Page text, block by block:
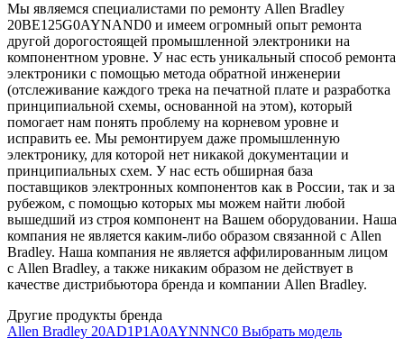
Мы являемся специалистами по ремонту Allen Bradley
20BE125G0AYNAND0 и имеем огромный опыт ремонта
другой дорогостоящей промышленной электроники на
компонентном уровне. У нас есть уникальный способ ремонта
электроники с помощью метода обратной инженерии
(отслеживание каждого трека на печатной плате и разработка
принципиальной схемы, основанной на этом), который
помогает нам понять проблему на корневом уровне и
исправить ее. Мы ремонтируем даже промышленную
электронику, для которой нет никакой документации и
принципиальных схем. У нас есть обширная база
поставщиков электронных компонентов как в России, так и за
рубежом, с помощью которых мы можем найти любой
вышедший из строя компонент на Вашем оборудовании. Наша
компания не является каким-либо образом связанной с Allen
Bradley. Наша компания не является аффилированным лицом
с Allen Bradley, а также никаким образом не действует в
качестве дистрибьютора бренда и компании Allen Bradley.
Другие продукты бренда
Allen Bradley 20AD1P1A0AYNNNC0 Выбрать модель